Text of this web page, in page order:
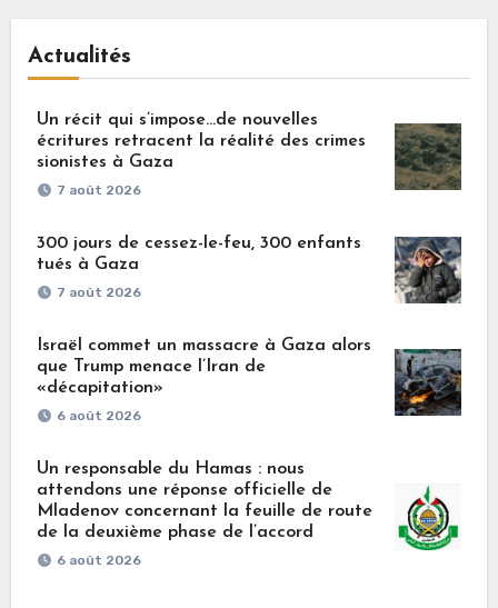
Actualités
Un récit qui s’impose…de nouvelles
écritures retracent la réalité des crimes
sionistes à Gaza
7 août 2026
300 jours de cessez-le-feu, 300 enfants
tués à Gaza
7 août 2026
Israël commet un massacre à Gaza alors
que Trump menace l’Iran de
«décapitation»
6 août 2026
Un responsable du Hamas : nous
attendons une réponse officielle de
Mladenov concernant la feuille de route
de la deuxième phase de l’accord
6 août 2026